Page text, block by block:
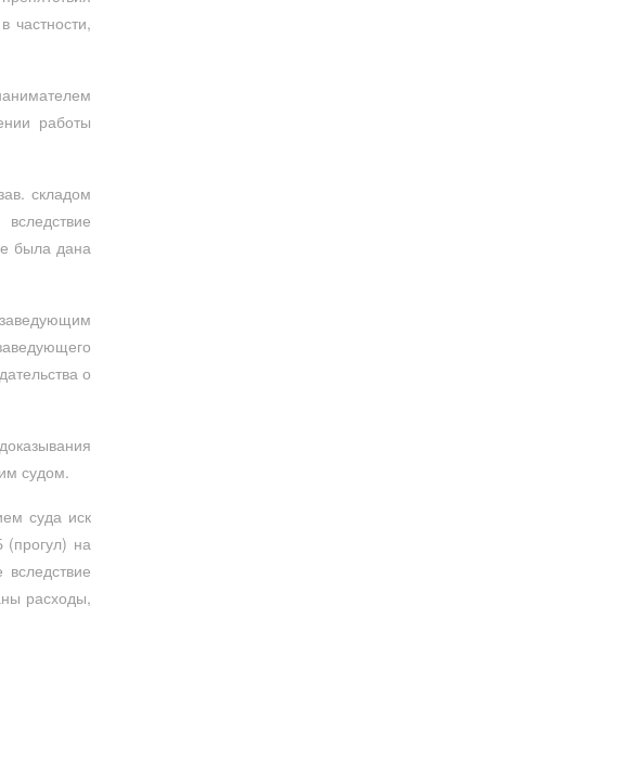
частности,
работы
складом
была дана
о
судом.
суда иск
на
расходы,